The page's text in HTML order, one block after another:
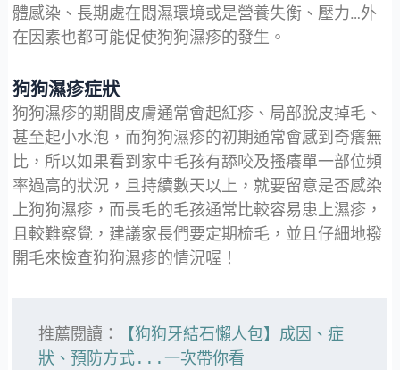
體感染、長期處在悶濕環境或是營養失衡、壓力…外
在因素也都可能促使狗狗濕疹的發生。
狗狗濕疹症狀
狗狗濕疹的期間皮膚通常會起紅疹、局部脫皮掉毛、
甚至起小水泡，而狗狗濕疹的初期通常會感到奇癢無
比，所以如果看到家中毛孩有舔咬及搔癢單一部位頻
率過高的狀況，且持續數天以上，就要留意是否感染
上狗狗濕疹，而長毛的毛孩通常比較容易患上濕疹，
且較難察覺，建議家長們要定期梳毛，並且仔細地撥
開毛來檢查狗狗濕疹的情況喔！
推薦閱讀：
【狗狗牙結石懶人包】成因、症
狀、預防方式...一次帶你看